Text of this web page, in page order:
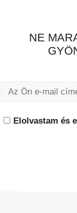
NE
Elolvastam és